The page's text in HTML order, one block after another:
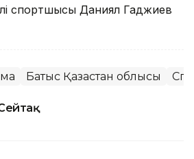
спортшысы Даниял Гаджиев
Батыс Қазақстан облысы